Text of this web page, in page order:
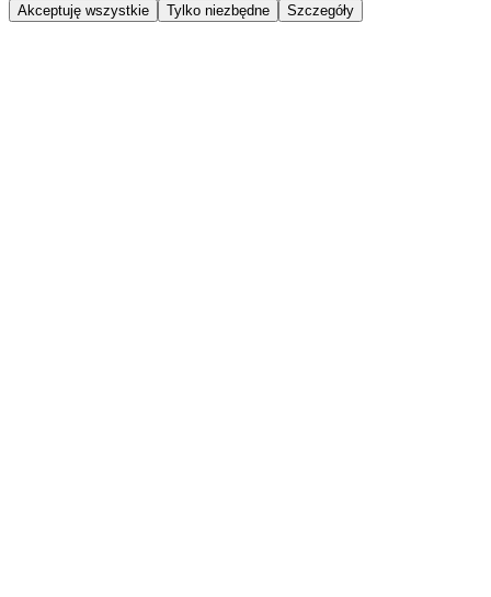
Akceptuję wszystkie Tylko niezbędne Szczegóły